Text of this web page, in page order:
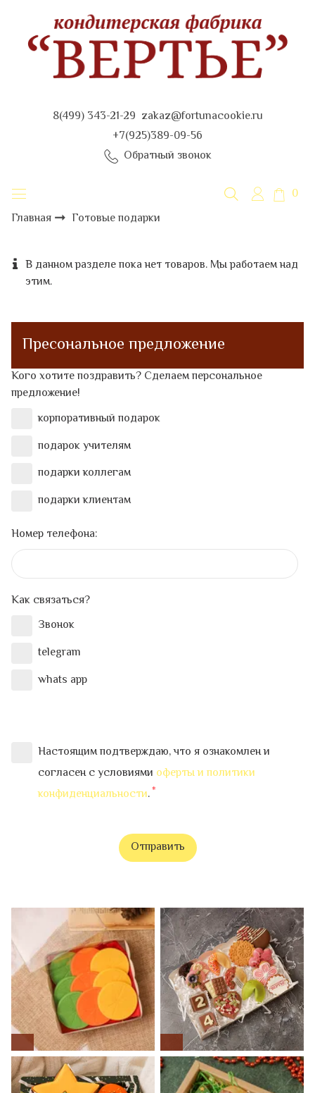
8(499) 343-21-29 zakaz@fortunacookie.ru
+7(925)389-09-56
Обратный звонок
0
Главная
Готовые подарки
В данном разделе пока нет товаров. Мы работаем над
этим.
Пресональное предложение
Кого хотите поздравить? Сделаем персональное
предложение!
корпоративный подарок
подарок учителям
подарки коллегам
подарки клиентам
Номер телефона:
Как связаться?
Звонок
telegram
whats app
Настоящим подтверждаю, что я ознакомлен и
согласен с условиями оферты и политики
конфиденциальности.
Отправить